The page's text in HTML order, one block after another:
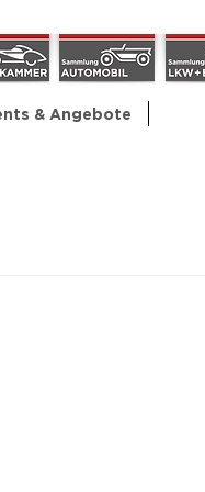
& Angebote